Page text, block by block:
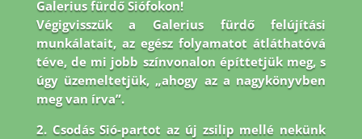
Galerius fürdő Siófokon!
Végigvisszük a Galerius fürdő felújítási
munkálatait, az egész folyamatot átláthatóvá
téve, de mi jobb színvonalon építtetjük meg, s
úgy üzemeltetjük, „ahogy az a nagykönyvben
meg van írva”.
2. Csodás Sió-partot az új zsilip mellé nekünk